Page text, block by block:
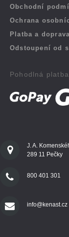
Obchodní
Ochrana
Platba a doprava
Odstoupení od
Pohodlná
J. A.
289 11 Pečky
800 401 301
info@kenast.cz